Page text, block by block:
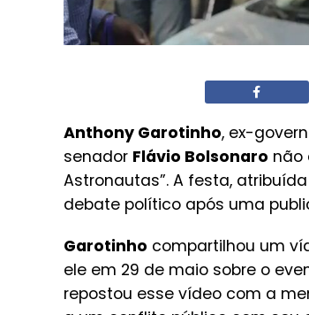
Anthony Garotinho, ex-
senador Flávio Bolsonaro não
Astronautas”. A festa,
debate político após uma
Garotinho compartilhou um
ele em 29 de maio sobre o
repostou esse vídeo com a